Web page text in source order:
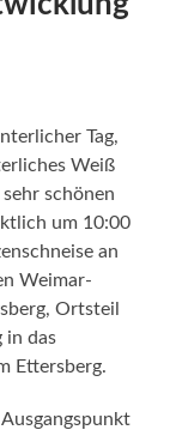
Tag,
Weiß
schönen
um 10:00
an
Weimar-
Ortsteil
in das
Ettersberg.